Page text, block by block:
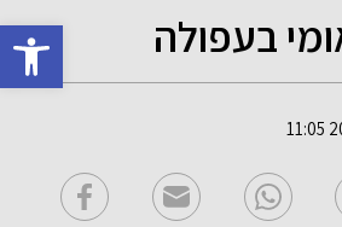
פתח בעפולה